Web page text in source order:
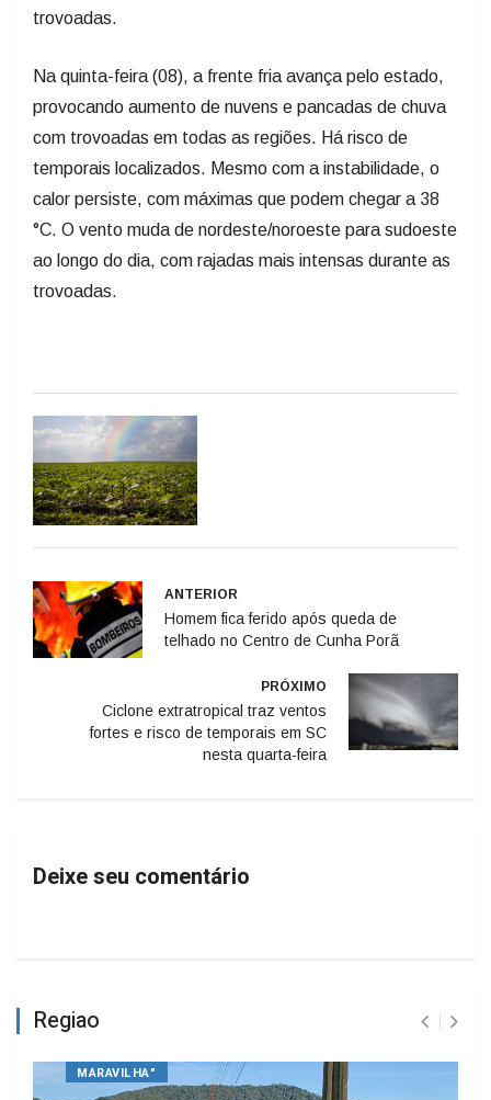
trovoadas.
Na quinta-feira (08), a frente fria avança pelo estado,
provocando aumento de nuvens e pancadas de chuva
com trovoadas em todas as regiões. Há risco de
temporais localizados. Mesmo com a instabilidade, o
calor persiste, com máximas que podem chegar a 38
°C. O vento muda de nordeste/noroeste para sudoeste
ao longo do dia, com rajadas mais intensas durante as
trovoadas.
ANTERIOR
Homem fica ferido após queda de
telhado no Centro de Cunha Porã
PRÓXIMO
Ciclone extratropical traz ventos
fortes e risco de temporais em SC
nesta quarta-feira
Deixe seu comentário
Regiao
MARAVILHA"